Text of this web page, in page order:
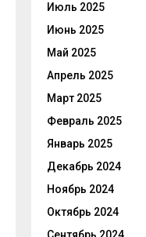
Июль 2025
Июнь 2025
Май 2025
Апрель 2025
Март 2025
Февраль 2025
Январь 2025
Декабрь 2024
Ноябрь 2024
Октябрь 2024